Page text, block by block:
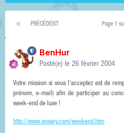
PRÉCÉDENT Page 1
BenHur
Posté(e) le 26 février 2004
Votre mission si vous l'acceptez est de
prénom, e-mail) afin de participer au
week-end de luxe !
http://www.vossey.com/weekend.htm